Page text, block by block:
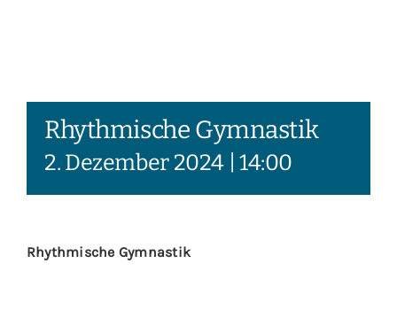
Rhythmische Gymnastik
2. Dezember 2024 | 14:00
Rhythmische Gymnastik